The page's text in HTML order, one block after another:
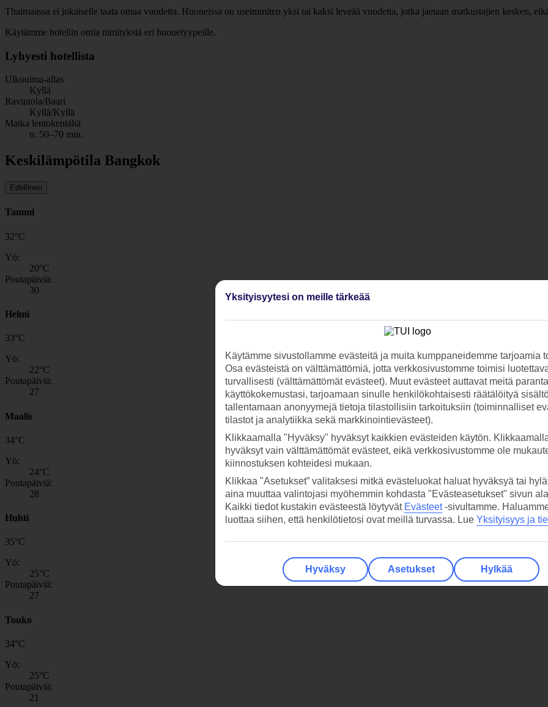
Thaimaassa ei jokaiselle taata omaa vuodetta. Huoneissa on useimmiten yksi tai kaksi leveää vuodetta, jotka jaetaan matkustajien kesken,
Käytämme hotellin omia nimityksiä eri huonetyypeille.
Lyhyesti hotellista
Ulkouima-allas
Kyllä
Ravintola/Baari
Kyllä/Kyllä
Matka lentokentältä
n. 50–70 min.
Keskilämpötila Bangkok
Edellinen
Tammi
32°C
Yö:
20°C
Poutapäiviä:
30
Helmi
33°C
Yö:
22°C
Poutapäiviä:
27
Maalis
34°C
Yö:
24°C
Poutapäiviä:
28
Huhti
35°C
Yö:
25°C
Poutapäiviä:
27
Touko
34°C
Yö:
25°C
Poutapäiviä:
21
Yksityisyytesi on meille tärkeää
Käytämme sivustollamme evästeitä ja muita kumppaneidemme tarjoamia
Osa evästeistä on välttämättömiä, jotta verkkosivustomme toimisi
turvallisesti (välttämättömät evästeet). Muut evästeet auttavat meitä
käyttökokemustasi, tarjoamaan sinulle henkilökohtaisesti räätälöityä
tallentamaan anonyymejä tietoja tilastollisiin tarkoituksiin (toiminnalliset
tilastot ja analytiikka sekä markkinointievästeet).
Klikkaamalla "Hyväksy" hyväksyt kaikkien evästeiden käytön.
hyväksyt vain välttämättömät evästeet, eikä verkkosivustomme ole
kiinnostuksen kohteidesi mukaan.
Klikkaa "Asetukset” valitaksesi mitkä evästeluokat haluat hyväksyä tai
aina muuttaa valintojasi myöhemmin kohdasta "Evästeasetukset" sivun
Kaikki tiedot kustakin evästeestä löytyvät Evästeet-sivultamme.
luottaa siihen, että henkilötietosi ovat meillä turvassa. Lue Yksityisyys ja
Hyväksy Asetukset Hylkää